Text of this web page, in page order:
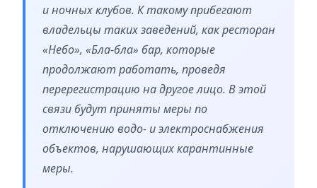
и ночных клубов. К такому прибегают
владельцы таких заведений, как ресторан
«Небо», «Бла-бла» бар, которые
продолжают работать, проведя
перерегистрацию на другое лицо. В этой
связи будут приняты меры по
отключению водо- и электроснабжения
объектов, нарушающих карантинные
меры.